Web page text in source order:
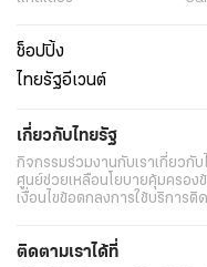
ช็อปปิ้ง
ไทยรัฐอีเวนต์
เกี่ยวกับไทยรัฐ
กิจกรรมร่วมงานกับเราเกี่ยวกับ
ศูนย์ช่วยเหลือนโยบายคุ้มครอง
เงื่อนไขข้อตกลงการใช้บริการติ
ติดตามเราได้ที่